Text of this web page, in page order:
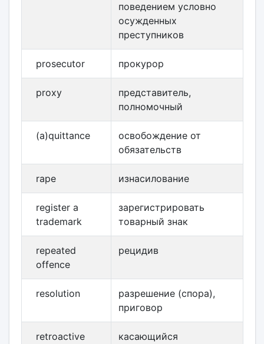
поведением условно
осужденных
преступников
prosecutor прокурор
proxy
представитель,
полномочный
(a)quittance
освобождение от
обязательств
rape изнасилование
register a
trademark
зарегистрировать
товарный знак
repeated
offence
рецидив
resolution
разрешение (спора),
приговор
retroactive
касающийся